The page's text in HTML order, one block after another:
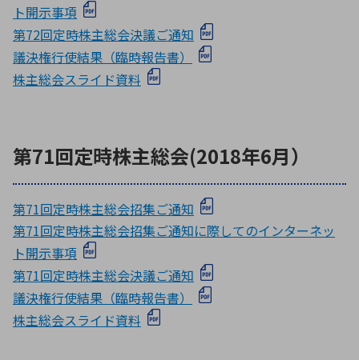
ト開示事項
第72回定時株主総会決議ご通知
議決権行使結果（臨時報告書）
株主総会スライド資料
第71回定時株主総会(2018年6月）
第71回定時株主総会招集ご通知
第71回定時株主総会招集ご通知に際してのインターネッ
ト開示事項
第71回定時株主総会決議ご通知
議決権行使結果（臨時報告書）
株主総会スライド資料